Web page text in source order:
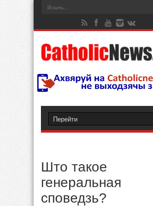
Што такое
генеральная
споведзь?